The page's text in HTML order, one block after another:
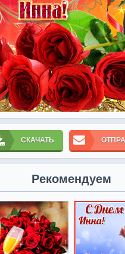
СКАЧАТЬ
Рекомендуем